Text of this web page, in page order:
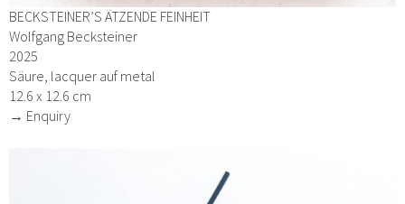
BECKSTEINER’S ÄTZENDE FEINHEIT
Wolfgang Becksteiner
2025
Säure, lacquer auf metal
12.6 x 12.6 cm
→ Enquiry